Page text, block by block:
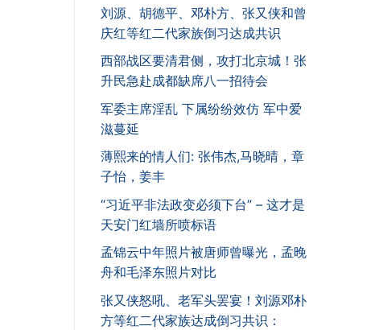
刘源、胡德平、邓朴方、张又侠和曾
庆红等红二代家族倒习达成共识
西部战区要清君侧，攻打北京城！张
升民急赴成都缺席八一招待会
军委主席淫乱 下属纷纷效仿 军中爱
滋蔓延
薄熙来的情人们: 张伟杰,马晓晴，章
子怡，姜丰
“习近平非法政变必须下台” – 这才是
天安门红墙所喷标语
孟锦云中年照片被唐师曾曝光，孟晚
舟和毛泽东照片对比
张又侠怒吼、老军头罢宴！刘源邓朴
方等红二代家族达成倒习共识：